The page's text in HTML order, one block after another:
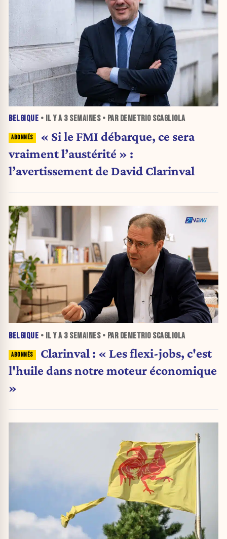
BELGIQUE • IL Y A 3 SEMAINES• PAR DEMETRIO SCAGLIOLA
« Si le FMI débarque, ce sera
vraiment l’austérité » :
l’avertissement de David Clarinval
BELGIQUE • IL Y A 3 SEMAINES• PAR DEMETRIO SCAGLIOLA
Clarinval : « Les flexi-jobs, c'est
l'huile dans notre moteur économique
»